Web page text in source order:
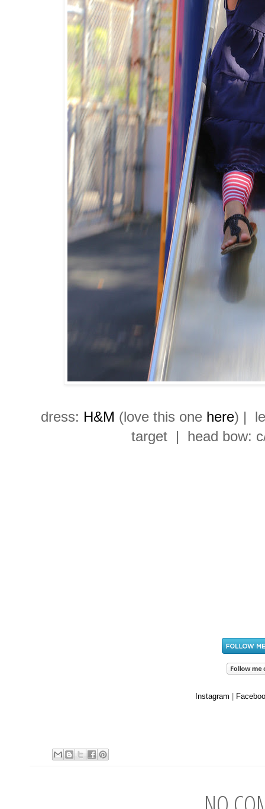
dress: H&M (love this one here) |
target | head bow:
Instagram